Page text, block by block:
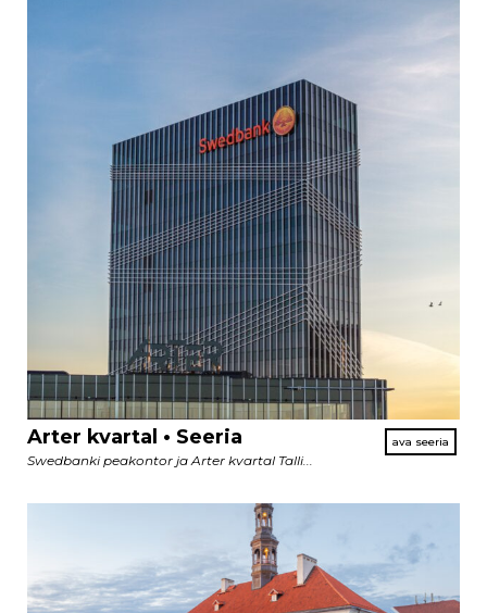
Arter kvartal • Seeria
Swedbanki peakontor ja Arter kvartal Talli...